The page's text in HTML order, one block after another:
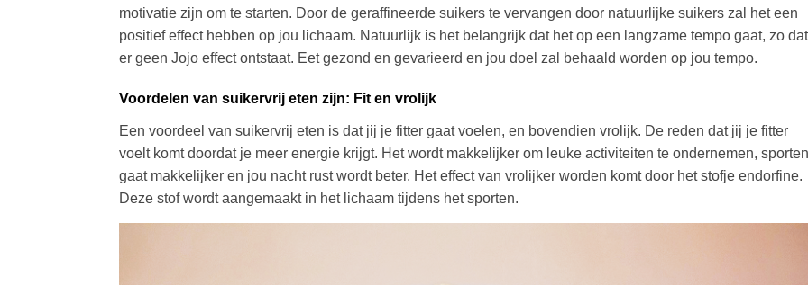
motivatie zijn om te starten. Door de geraffineerde suikers te vervangen door natuurlijke suikers zal het een
positief effect hebben op jou lichaam. Natuurlijk is het belangrijk dat het op een langzame tempo gaat, zo dat
er geen Jojo effect ontstaat. Eet gezond en gevarieerd en jou doel zal behaald worden op jou tempo.
Voordelen van suikervrij eten zijn: Fit en vrolijk
Een voordeel van suikervrij eten is dat jij je fitter gaat voelen, en bovendien vrolijk. De reden dat jij je fitter
voelt komt doordat je meer energie krijgt. Het wordt makkelijker om leuke activiteiten te ondernemen, sporten
gaat makkelijker en jou nacht rust wordt beter. Het effect van vrolijker worden komt door het stofje endorfine.
Deze stof wordt aangemaakt in het lichaam tijdens het sporten.